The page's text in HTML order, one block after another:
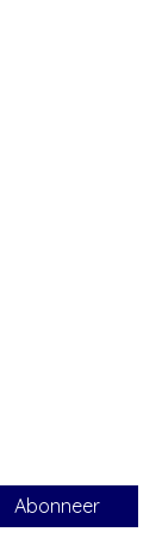
Abonneer